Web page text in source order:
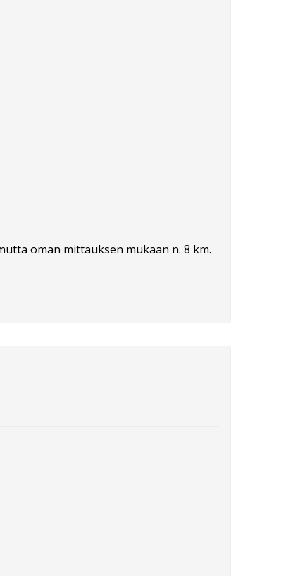
oman mittauksen mukaan n. 8 km.